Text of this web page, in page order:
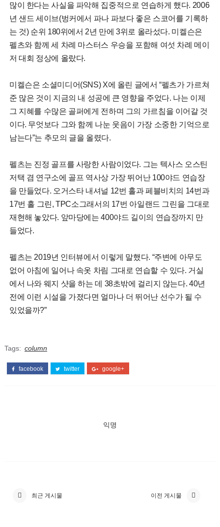
많이 한다는 사실을 파악해 집중적으로 연습하게 했다. 2006
년 샌드 세이브(벙커에서 파나 파보다 좋은 스코어를 기록하
는 것) 순위 180위에서 2년 만에 3위로 올라섰다. 미켈슨은
펠츠와 함께 세 차례 마스터스 우승을 포함해 여섯 차례 메이
저 대회 정상에 올랐다.
미켈슨은 소셜미디어(SNS) X에 올린 글에서 “펠츠가 가르쳐
준 많은 것이 지금의 내 성공에 큰 영향을 주었다. 나는 이제
그 지혜를 수많은 골퍼에게 전하며 그의 가르침을 이어갈 것
이다. 무엇보다 그와 함께 나눈 웃음이 가장 소중한 기억으로
남는다”는 추모의 글을 올렸다.
펠츠는 진정 골프를 사랑한 사람이었다. 그는 텍사스 오스틴
저택 겸 연구소에 골프 역사상 가장 뛰어난 100야드 연습장
을 만들었다. 오거스타 내셔널 12번 홀과 페블비치의 14번과
17번 홀 그린, TPC소그래서의 17번 아일랜드 그린을 그대로
재현해 놓았다. 앞마당에는 400야드 길이의 연습장까지 만
들었다.
펠츠는 2019년 인터뷰에서 이렇게 말했다. “주변에 아무도
없어 아침에 일어나 속옷 차림 그대로 연습할 수 있다. 거실
에서 나와 웨지 샷을 하는 데 38초밖에 걸리지 않는다. 40년
전에 이런 시설을 가졌다면 얼마나 더 뛰어난 선수가 될 수
있었을까?”
Tags: column
facebook twitter google+
익명
최근 게시물 이전 게시물